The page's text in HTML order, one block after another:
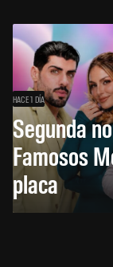
HACE 1 DÍA
Segunda
Famosos
placa